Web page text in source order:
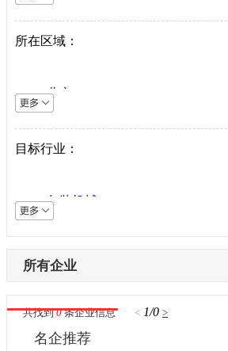
逆变器
机床设备
直驱驱动器
工业机器人
伺服电机
中低压变频器
工业以太网
激光设备
其他机械设备
机器视觉
高压变频器
伺服驱动器
所在区域：
北京
上海
天津
山西
内蒙古
辽宁
吉林
黑龙江
江苏
目标行业：
包装机械
采矿机械
电子制造
纺织机械
供水处理
轨道交通
机床工具
所有企业
共找到 0 条企业信息 < 1/0 >
名企推荐